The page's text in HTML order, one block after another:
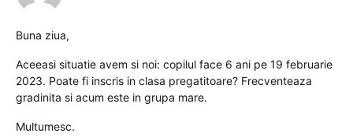
Buna ziua,
Aceeasi situatie avem si noi: copilul face 6 ani pe 19 februarie
2023. Poate fi inscris in clasa pregatitoare? Frecventeaza
gradinita si acum este in grupa mare.
Multumesc.